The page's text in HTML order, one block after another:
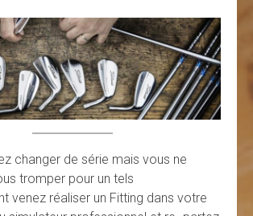
changer de série mais vous ne
tromper pour un tels
venez réaliser un Fitting dans votre